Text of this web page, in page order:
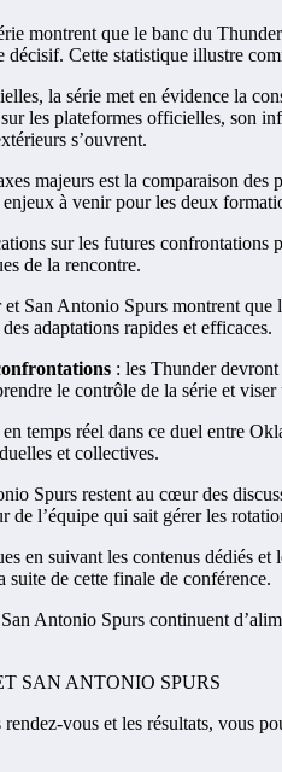
montrent que le banc du
Cette statistique illustre
la série met en évidence la
les plateformes officielles, son
s’ouvrent.
majeurs est la comparaison
à venir pour les deux
sur les futures
de la rencontre.
San Antonio Spurs montrent que
adaptations rapides et efficaces.
: les Thunder
le contrôle de la série et
temps réel dans ce duel entre
et collectives.
Spurs restent au cœur des
l’équipe qui sait gérer les
en suivant les contenus dédiés
suite de cette finale de conférence.
Antonio Spurs continuent
SAN ANTONIO SPURS
vous et les résultats, vous